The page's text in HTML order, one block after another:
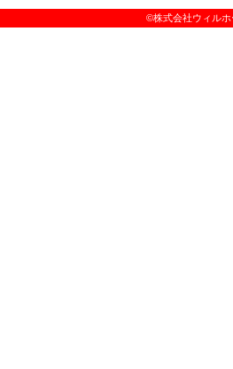
©株式会社ウィルホ